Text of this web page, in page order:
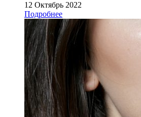
12 Октябрь 2022
Подробнее